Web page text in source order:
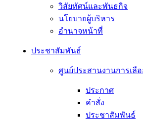
วิสัยทัศน์และพันธกิจ
นโยบายผู้บริหาร
อํานาจหน้าที่
ประชาสัมพันธ์
ศูนย์ประสานงานการเลื
ประกาศ
คำสั่ง
ประชาสัมพันธ์